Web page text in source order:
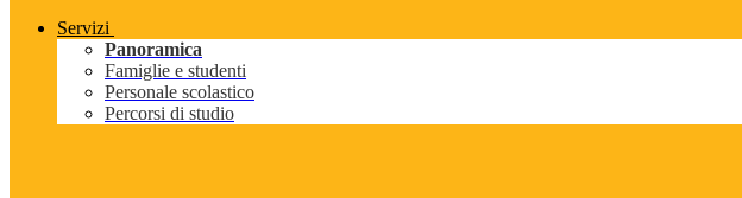
Servizi
Panoramica
Famiglie e studenti
Personale scolastico
Percorsi di studio